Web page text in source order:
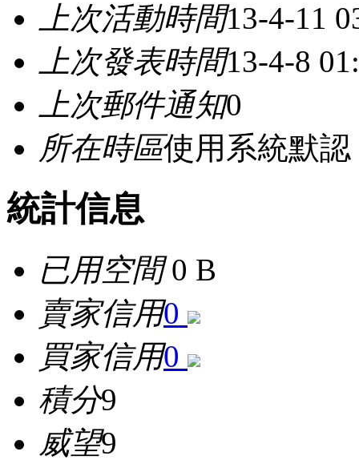
上次活動時間13-4-11
上次發表時間13-4-8
上次郵件通知0
所在時區使用系統默認
統計信息
已用空間0 B
賣家信用0
買家信用0
積分9
威望9